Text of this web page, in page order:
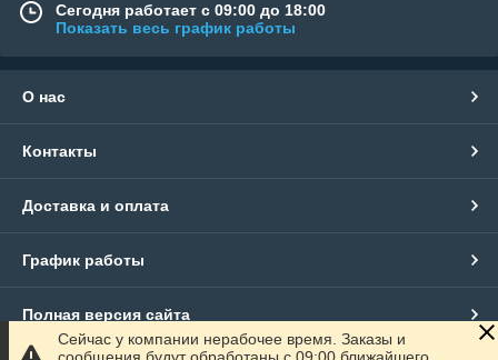
Сегодня работает с 09:00 до 18:00
Показать весь график работы
О нас
Контакты
Доставка и оплата
График работы
Полная версия сайта
Сейчас у компании нерабочее время. Заказы и